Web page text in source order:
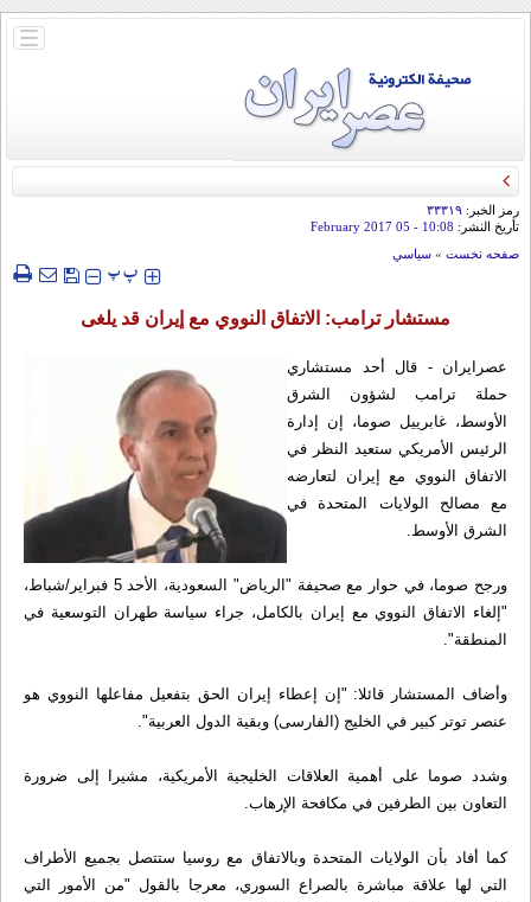
باز
رمز الخبر: ۳۳۳۱۹
تأريخ النشر: 10:08
- 05 February 2017
صفحه نخست » سياسي
‍‍‍ پپ
مستشار ترامب: الاتفاق النووي مع إيران قد يلغى
عصرایران - قال أحد مستشاري
حملة ترامب لشؤون الشرق
الأوسط، غابرييل صوما، إن إدارة
الرئيس الأمريكي ستعيد النظر في
الاتفاق النووي مع إيران لتعارضه
مع مصالح الولايات المتحدة في
الشرق الأوسط.
ورجح صوما، في حوار مع صحيفة "الرياض" السعودية، الأحد 5 فبراير/شباط،
"إلغاء الاتفاق النووي مع إيران بالكامل، جراء سياسة طهران التوسعية في
المنطقة".
وأضاف المستشار قائلا: "إن إعطاء إيران الحق بتفعيل مفاعلها النووي هو
عنصر توتر كبير في الخليج (الفارسی) وبقية الدول العربية".
وشدد صوما على أهمية العلاقات الخليجية الأمريكية، مشيرا إلى ضرورة
التعاون بين الطرفين في مكافحة الإرهاب.
كما أفاد بأن الولايات المتحدة وبالاتفاق مع روسيا ستتصل بجميع الأطراف
التي لها علاقة مباشرة بالصراع السوري، معرجا بالقول "من الأمور التي